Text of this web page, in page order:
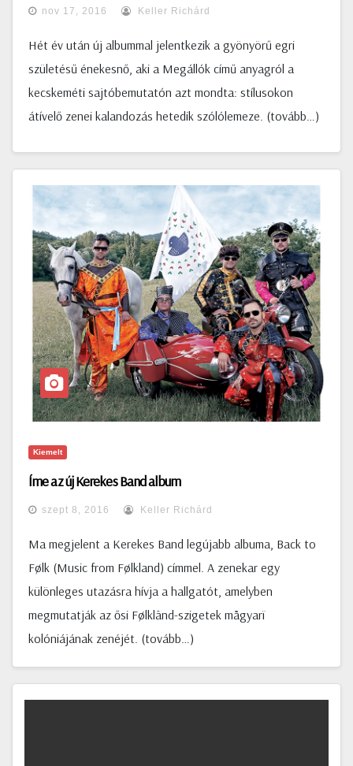
nov 17, 2016 Keller Richárd
Hét év után új albummal jelentkezik a gyönyörű egri
születésű énekesnő, aki a Megállók című anyagról a
kecskeméti sajtóbemutatón azt mondta: stílusokon
átívelő zenei kalandozás hetedik szólólemeze. (tovább…)
Kiemelt
Íme az új Kerekes Band album
szept 8, 2016 Keller Richárd
Ma megjelent a Kerekes Band legújabb albuma, Back to
Følk (Music from Følkland) címmel. A zenekar egy
különleges utazásra hívja a hallgatót, amelyben
megmutatják az ősi Følklānd-szigetek mågyarï
kolóniájának zenéjét. (tovább…)